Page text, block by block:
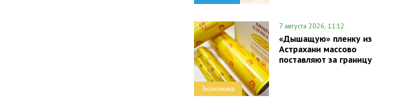
Экономика
7 августа 2026, 11:12
«Дышащую» пленку из
Астрахани массово
поставляют за границу